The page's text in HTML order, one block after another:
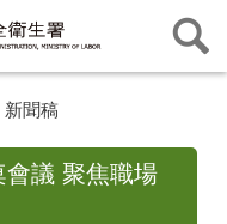
新聞稿
議 聚焦職場